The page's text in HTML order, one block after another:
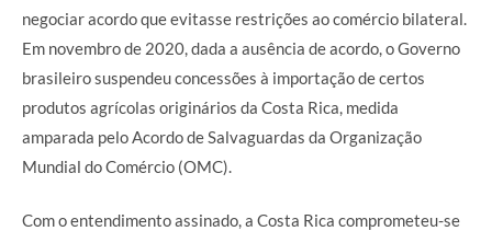
negociar acordo que evitasse restrições ao comércio bilateral.
Em novembro de 2020, dada a ausência de acordo, o Governo
brasileiro suspendeu concessões à importação de certos
produtos agrícolas originários da Costa Rica, medida
amparada pelo Acordo de Salvaguardas da Organização
Mundial do Comércio (OMC).
Com o entendimento assinado, a Costa Rica comprometeu-se